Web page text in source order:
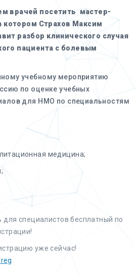
врачей посетить мастер-
котором Страхов Максим
разбор клинического случая
пациента с болевым
учебному мероприятию
по оценке учебных
для НМО по специальностям
медицина;
для специалистов бесплатный по
уже сейчас!